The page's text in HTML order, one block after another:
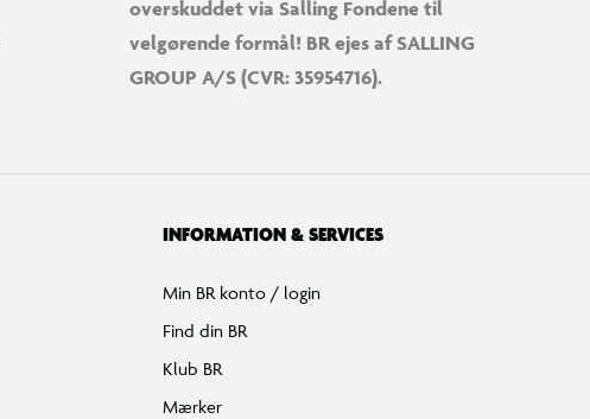
overskuddet via Salling Fondene til
velgørende formål! BR ejes af SALLING
GROUP A/S (CVR: 35954716).
INFORMATION & SERVICES
Min BR konto / login
Find din BR
Klub BR
Mærker